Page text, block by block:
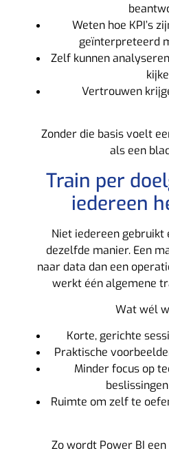
Weten hoe KPI’s
geïnterpreteerd
Zelf kunnen
Vertrouwen
Zonder die basis voelt
als een
Train per
iedereen
Niet iedereen gebruikt
dezelfde manier. Een
naar data dan een
werkt één algemene
Wat wél
Korte, gerichte
Praktische
Minder focus op
Ruimte om zelf te
Zo wordt Power BI